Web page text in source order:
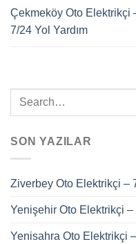
Çekmeköy Oto Elektrikçi
7/24 Yol Yardım
SON YAZILAR
Ziverbey Oto Elektrikçi –
Yenişehir Oto Elektrikçi –
Yenisahra Oto Elektrikçi